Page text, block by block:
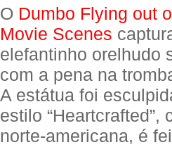
O Dumbo Flying out
Movie Scenes
elefantinho orelhudo
com a pena na
A estátua foi
estilo
norte-americana, é